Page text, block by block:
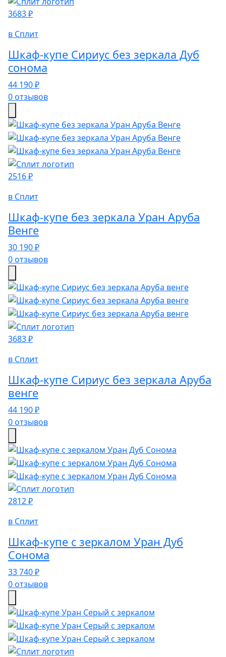
3683 ₽
в Сплит
Шкаф-купе Сириус без зеркала Дуб
сонома
44 190 ₽
0 отзывов
2516 ₽
в Сплит
Шкаф-купе без зеркала Уран Аруба
Венге
30 190 ₽
0 отзывов
3683 ₽
в Сплит
Шкаф-купе Сириус без зеркала Аруба
венге
44 190 ₽
0 отзывов
2812 ₽
в Сплит
Шкаф-купе с зеркалом Уран Дуб
Сонома
33 740 ₽
0 отзывов